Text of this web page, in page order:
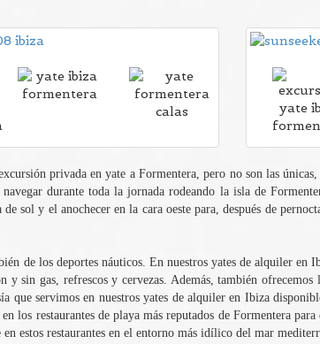
privada en yate a Formentera, pero no son las
durante toda la jornada rodeando la isla de
sol y el anochecer en la cara oeste para, después de
de los deportes náuticos. En nuestros yates de alquiler en
sin gas, refrescos y cervezas. Además, también
que servimos en nuestros yates de alquiler en Ibiza
restaurantes de playa más reputados de Formentera
estos restaurantes en el entorno más idílico del mar